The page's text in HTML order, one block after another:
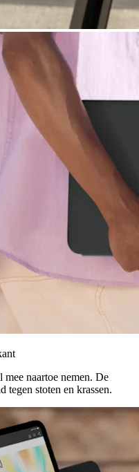
naartoe nemen. De
tegen stoten en krassen.